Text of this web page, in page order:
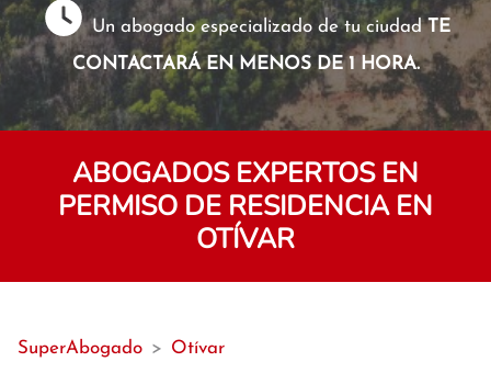
Un abogado especializado de tu ciudadTE
CONTACTARÁ EN MENOS DE 1 HORA.
ABOGADOS EXPERTOS EN
PERMISO DE RESIDENCIA EN
OTÍVAR
SuperAbogado > Otívar